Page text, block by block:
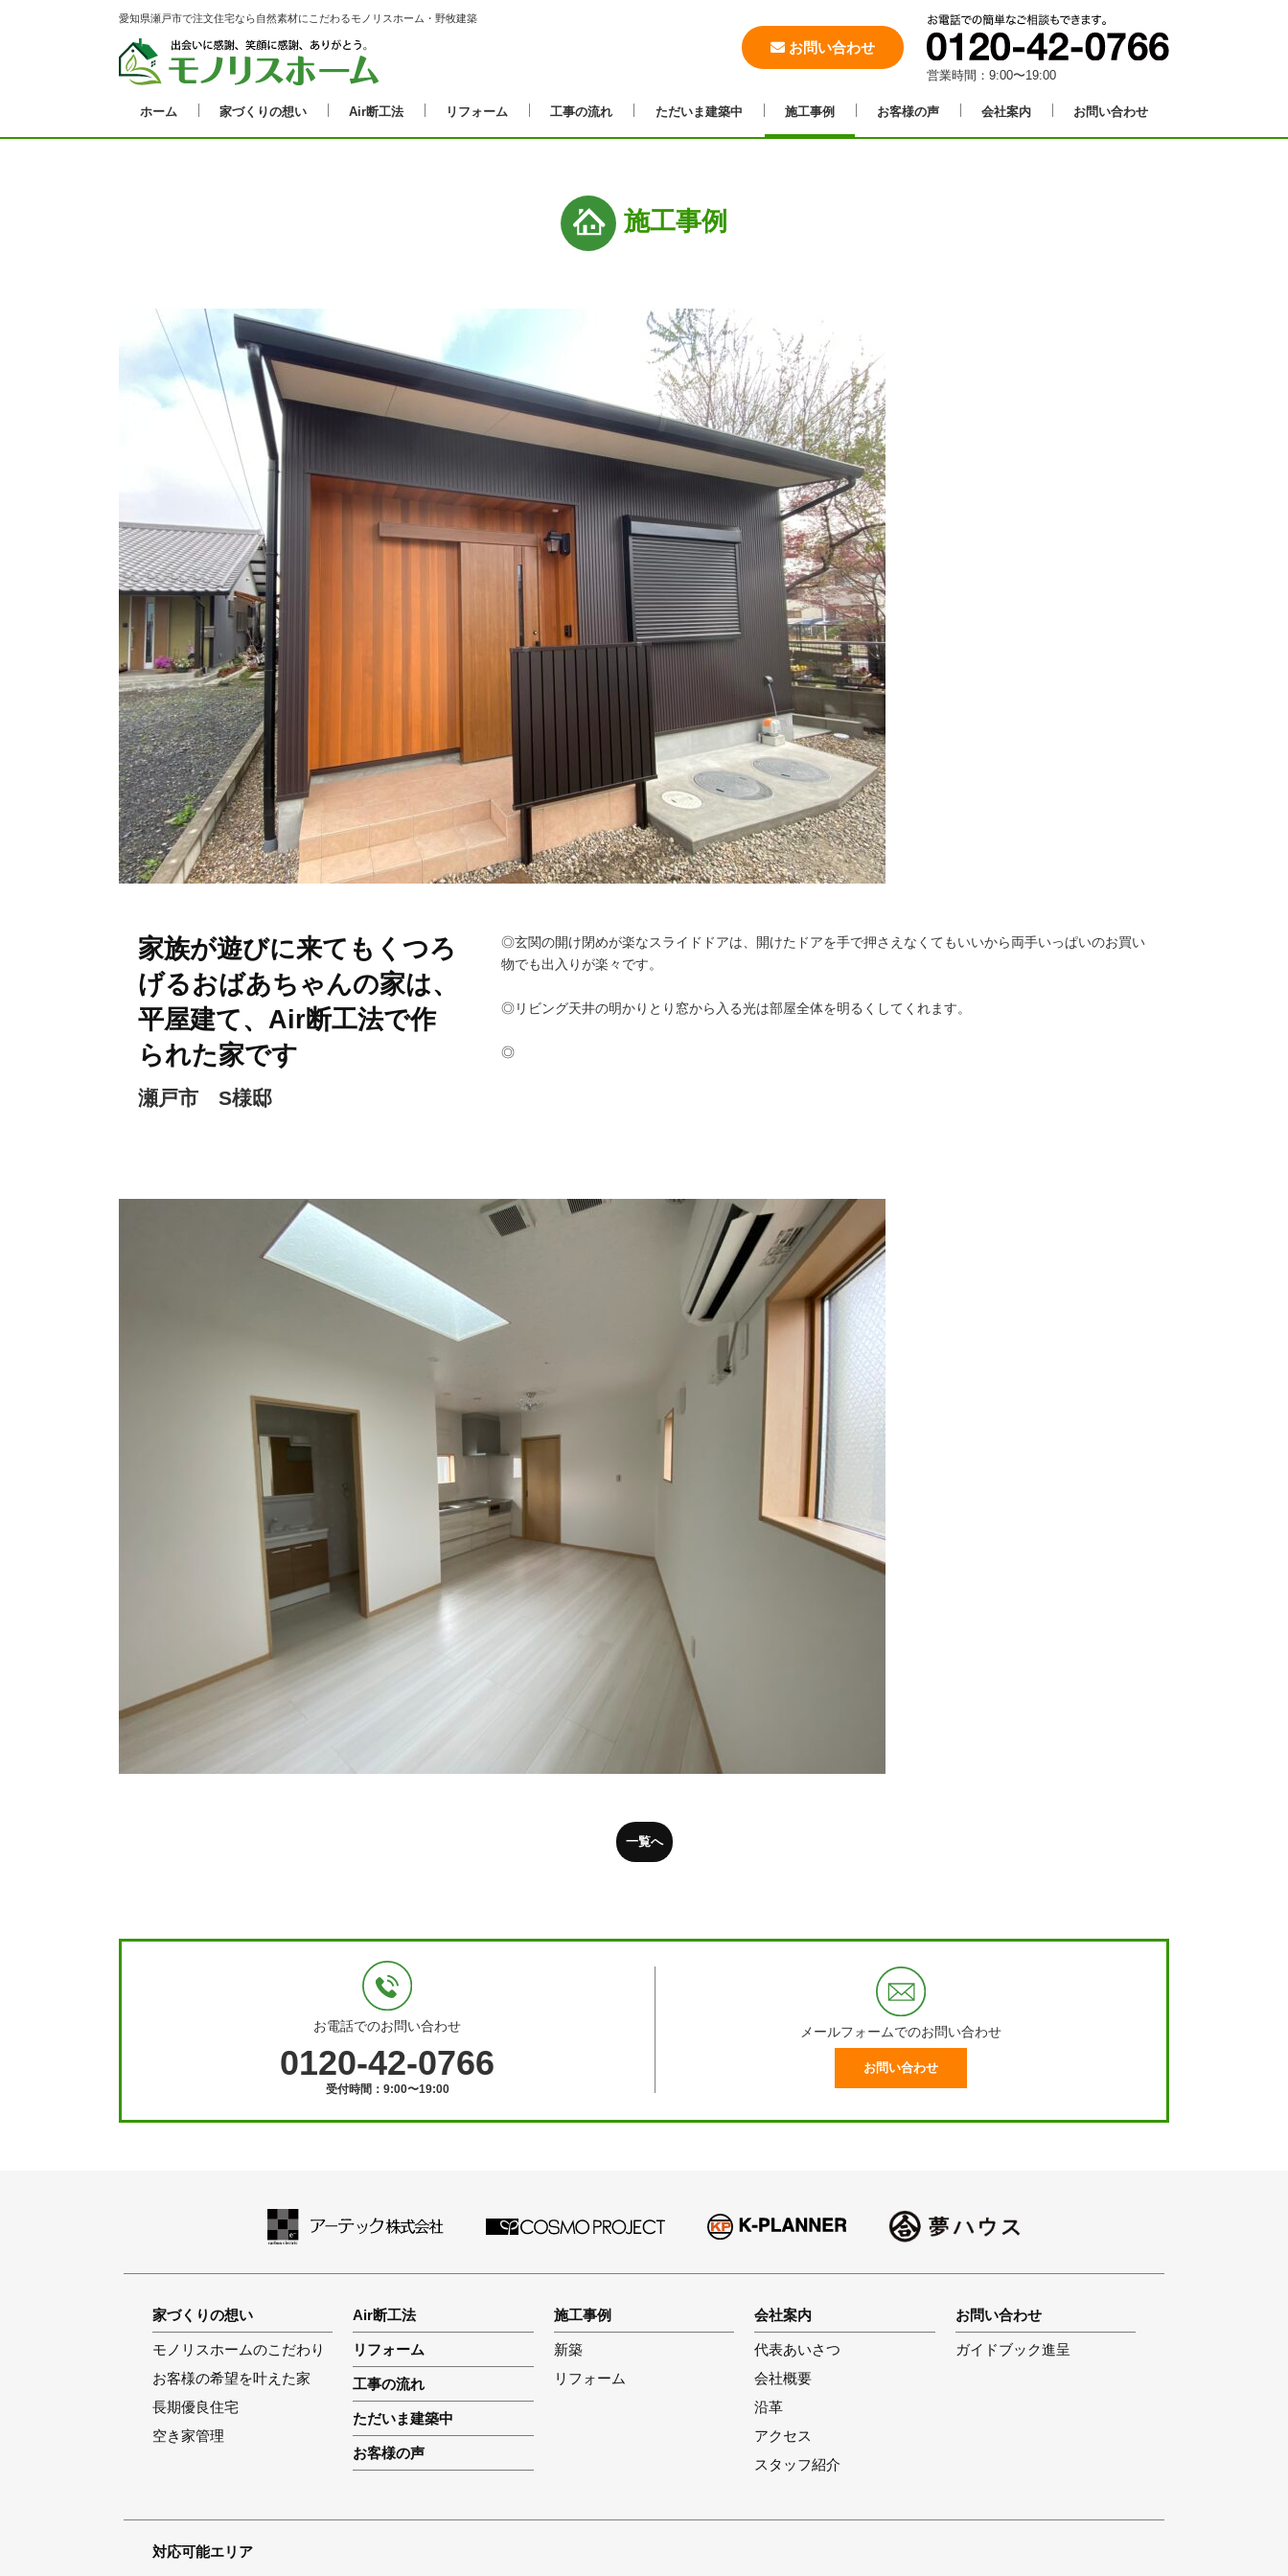
愛知県瀬戸市で注文住宅なら自然素材にこだわるモノリスホーム・野牧建築
お問い合わせ
営業時間：9:00〜19:00
ホーム 家づくりの想い Air断工法 リフォーム 工事の流れ ただいま建築中 施工事例 お客様の声 会社案内 お問い合わせ
施工事例
家族が遊びに来てもくつろ
げるおばあちゃんの家は、
平屋建て、Air断工法で作
られた家です
瀬戸市 S様邸
◎玄関の開け閉めが楽なスライドドアは、開けたドアを手で押さえなくてもいいから両手いっぱいのお買い
物でも出入りが楽々です。
◎リビング天井の明かりとり窓から入る光は部屋全体を明るくしてくれます。
◎
一覧へ
お電話でのお問い合わせ
0120-42-0766
受付時間：9:00〜19:00
メールフォームでのお問い合わせ
お問い合わせ
家づくりの想い
モノリスホームのこだわり
お客様の希望を叶えた家
長期優良住宅
空き家管理
Air断工法
リフォーム
工事の流れ
ただいま建築中
お客様の声
施工事例
新築
リフォーム
会社案内
代表あいさつ
会社概要
沿革
アクセス
スタッフ紹介
お問い合わせ
ガイドブック進呈
対応可能エリア